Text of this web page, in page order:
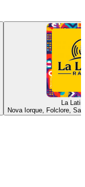
La
Nova Iorque, Folclore,